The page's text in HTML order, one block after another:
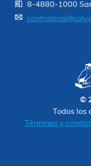
8-4880-1000
©
Todos
Términos y